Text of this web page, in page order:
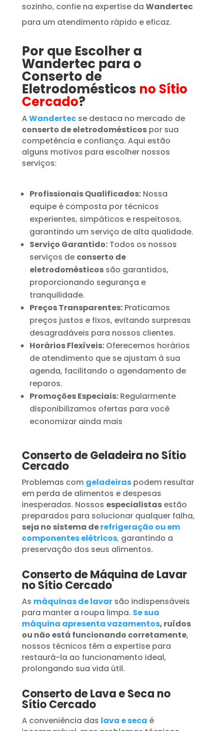
sozinho, confie na expertise da Wandertec
para um atendimento rápido e eficaz.
Por que Escolher a
Wandertec para o
Conserto de
Eletrodomésticos no Sítio
Cercado?
AWandertecse destaca no mercado de
conserto de eletrodomésticospor sua
competência e confiança. Aqui estão
alguns motivos para escolher nossos
serviços:
Profissionais Qualificados:Nossa
equipe é composta por técnicos
experientes, simpáticos e respeitosos,
garantindo um serviço de alta qualidade.
Serviço Garantido:Todos os nossos
serviços de conserto de
eletrodomésticossão garantidos,
proporcionando segurança e
tranquilidade.
Preços Transparentes:Praticamos
preços justos e fixos, evitando surpresas
desagradáveis para nossos clientes.
Horários Flexíveis:Oferecemos horários
de atendimento que se ajustam à sua
agenda, facilitando o agendamento de
reparos.
Promoções Especiais:Regularmente
disponibilizamos ofertas para você
economizar ainda mais
Conserto de Geladeira no Sítio
Cercado
Problemas com geladeiraspodem resultar
em perda de alimentos e despesas
inesperadas. Nossos especialistasestão
preparados para solucionar qualquer falha,
seja no sistema derefrigeração ou em
componentes elétricos, garantindo a
preservação dos seus alimentos.
Conserto de Máquina de Lavar
no Sítio Cercado
As máquinas de lavar são indispensáveis
para manter a roupa limpa. Se sua
máquina apresenta vazamentos, ruídos
ou não está funcionando corretamente,
nossos técnicos têm a expertise para
restaurá-la ao funcionamento ideal,
prolongando sua vida útil.
Conserto de Lava e Seca no
Sítio Cercado
A conveniência das lava e seca é